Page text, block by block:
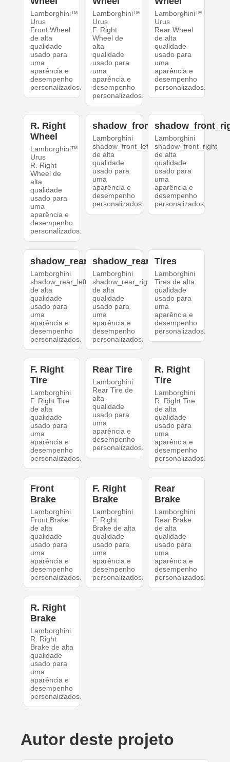
Lamborghini™
Urus
Front Wheel
de alta
qualidade
usado para
uma
aparência e
desempenho
personalizados.
Lamborghini™
Urus
F. Right
Wheel de
alta
qualidade
usado para
uma
aparência e
desempenho
personalizados.
Lamborghini™
Urus
Rear Wheel
de alta
qualidade
usado para
uma
aparência e
desempenho
personalizados.
R. Right
Wheel
Lamborghini™
Urus
R. Right
Wheel de
alta
qualidade
usado para
uma
aparência e
desempenho
personalizados.
shadow_front_left
Lamborghini
shadow_front_left
de alta
qualidade
usado para
uma
aparência e
desempenho
personalizados.
Lamborghini
shadow_front_right
de alta
qualidade
usado para
uma
aparência e
desempenho
personalizados.
shadow_rear_left
Lamborghini
shadow_rear_left
de alta
qualidade
usado para
uma
aparência e
desempenho
personalizados.
shadow_rear_right
Lamborghini
shadow_rear_right
de alta
qualidade
usado para
uma
aparência e
desempenho
personalizados.
Tires
Lamborghini
Tires de alta
qualidade
usado para
uma
aparência e
desempenho
personalizados.
F. Right
Tire
Lamborghini
F. Right Tire
de alta
qualidade
usado para
uma
aparência e
desempenho
personalizados.
Rear Tire
Lamborghini
Rear Tire de
alta
qualidade
usado para
uma
aparência e
desempenho
personalizados.
R. Right
Tire
Lamborghini
R. Right Tire
de alta
qualidade
usado para
uma
aparência e
desempenho
personalizados.
Front
Brake
Lamborghini
Front Brake
de alta
qualidade
usado para
uma
aparência e
desempenho
personalizados.
F. Right
Brake
Lamborghini
F. Right
Brake de alta
qualidade
usado para
uma
aparência e
desempenho
personalizados.
Rear
Brake
Lamborghini
Rear Brake
de alta
qualidade
usado para
uma
aparência e
desempenho
personalizados.
R. Right
Brake
Lamborghini
R. Right
Brake de alta
qualidade
usado para
uma
aparência e
desempenho
personalizados.
Autor deste projeto